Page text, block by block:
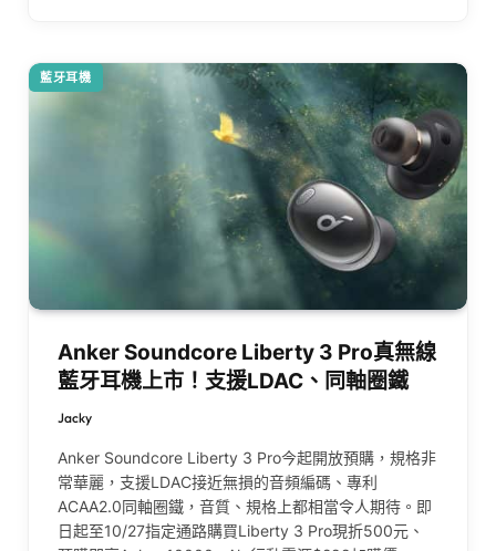
藍牙耳機
Anker Soundcore Liberty 3 Pro真無線
藍牙耳機上市！支援LDAC、同軸圈鐵
Jacky
Anker Soundcore Liberty 3 Pro今起開放預購，規格非
常華麗，支援LDAC接近無損的音頻編碼、專利
ACAA2.0同軸圈鐵，音質、規格上都相當令人期待。即
日起至10/27指定通路購買Liberty 3 Pro現折500元、